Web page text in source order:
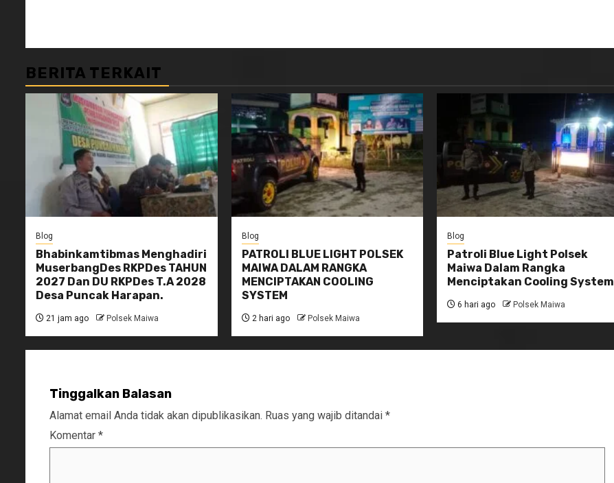
BERITA TERKAIT
Blog
Bhabinkamtibmas Menghadiri
MuserbangDes RKPDes TAHUN
2027 Dan DU RKPDes T.A 2028
Desa Puncak Harapan.
21 jam ago Polsek Maiwa
Blog
PATROLI BLUE LIGHT POLSEK
MAIWA DALAM RANGKA
MENCIPTAKAN COOLING
SYSTEM
2 hari ago Polsek Maiwa
Blog
Patroli Blue Light Polsek
Maiwa Dalam Rangka
Menciptakan Cooling System
6 hari ago Polsek Maiwa
Tinggalkan Balasan
Alamat email Anda tidak akan dipublikasikan. Ruas yang wajib ditandai *
Komentar *